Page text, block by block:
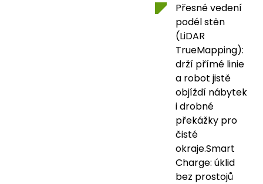
Přesné vedení
podél stěn
(LiDAR
TrueMapping):
drží přímé linie
a robot jistě
objíždí nábytek
i drobné
překážky pro
čisté
okraje.Smart
Charge: úklid
bez prostojů